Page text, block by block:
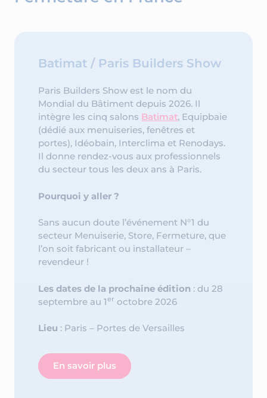
Batimat / Paris Builders Show
Paris Builders Show est le nom du
Mondial du Bâtiment depuis 2026. Il
intègre les cinq salons Batimat, Equipbaie
(dédié aux menuiseries, fenêtres et
portes), Idéobain, Interclima et Renodays.
Il donne rendez-vous aux professionnels
du secteur tous les deux ans à Paris.
Pourquoi y aller ?
Sans aucun doute l’événement N°1 du
secteur Menuiserie, Store, Fermeture, que
l’on soit fabricant ou installateur –
revendeur !
Les dates de la prochaine édition : du 28
septembre au 1er octobre 2026
Lieu : Paris – Portes de Versailles
En savoir plus